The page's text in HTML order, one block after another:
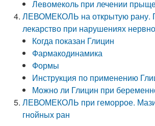
Левомеколь при лечении
ЛЕВОМЕКОЛЬ на открытую рану.
лекарство при нарушениях
Когда показан Глицин
Фармакодинамика
Формы
Инструкция по применению
Можно ли Глицин при
ЛЕВОМЕКОЛЬ при геморрое.
гнойных ран